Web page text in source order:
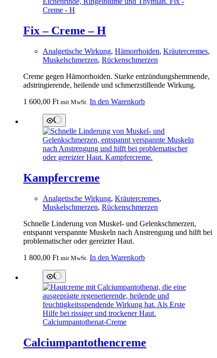
Fix – Creme – H
Analgetische Wirkung, Hämorrhoiden, Kräutercremes,
Muskelschmerzen, Rückenschmerzen
Creme gegen Hämorrhoiden. Starke entzündungshemmende,
adstringierende, heilende und schmerzstillende Wirkung.
1 600,00 Ft mit MwSt. In den Warenkorb
Kampfercreme
Analgetische Wirkung, Kräutercremes,
Muskelschmerzen, Rückenschmerzen
Schnelle Linderung von Muskel- und Gelenkschmerzen,
entspannt verspannte Muskeln nach Anstrengung und hilft bei
problematischer oder gereizter Haut.
1 800,00 Ft mit MwSt. In den Warenkorb
Calciumpantothencreme